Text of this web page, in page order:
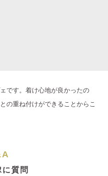
です。着け心地が良かったの
の重ね付けができることからこ
質問